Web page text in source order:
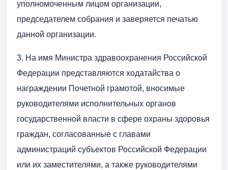
уполномоченным лицом организации,
председателем собрания и заверяется печатью
данной организации.
3. На имя Министра здравоохранения Российской
Федерации представляются ходатайства о
награждении Почетной грамотой, вносимые
руководителями исполнительных органов
государственной власти в сфере охраны здоровья
граждан, согласованные с главами
администраций субъектов Российской Федерации
или их заместителями, а также руководителями